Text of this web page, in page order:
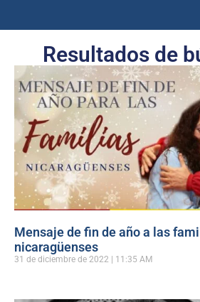
Resultados de
Mensaje de fin de año a las
nicaragüenses
31 de diciembre de 2022 11:35 AM